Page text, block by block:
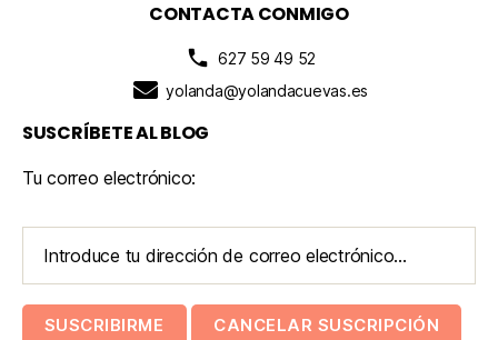
CONTACTA CONMIGO
627 59 49 52
yolanda@yolandacuevas.es
SUSCRÍBETE AL BLOG
Tu correo electrónico: